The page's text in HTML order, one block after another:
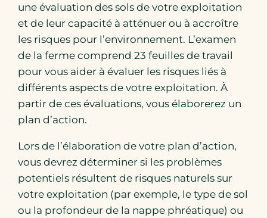
03
Nov
Atelier de (PAE) plan
agroenvironnemental (Jour 1)
Mitchell, Mitchell, Ontario
10:00am - 03:00pm ● Comté : Perth ●
Mitchell Ontario
09
Nov
Atelier de (PAE) plan
agroenvironnemental (Jour 1)
Atelier
1 arena avenue, Matheson,
Ontario
une évaluation des sols de votre exploitation
et de leur capacité à atténuer ou à accroître
les risques pour l’environnement. L’examen
de la ferme comprend 23 feuilles de travail
pour vous aider à évaluer les risques liés à
différents aspects de votre exploitation. À
partir de ces évaluations, vous élaborerez un
plan d’action.
Lors de l’élaboration de votre plan d’action,
vous devrez déterminer si les problèmes
potentiels résultent de risques naturels sur
votre exploitation (par exemple, le type de sol
ou la profondeur de la nappe phréatique) ou